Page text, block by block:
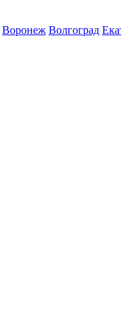
Воронеж Волгоград